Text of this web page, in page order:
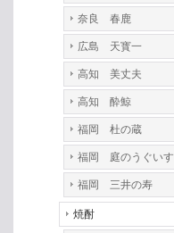
奈良 春鹿
広島 天寳一
高知 美丈夫
高知 酔鯨
福岡 杜の蔵
福岡 庭のうぐいす
福岡 三井の寿
焼酎